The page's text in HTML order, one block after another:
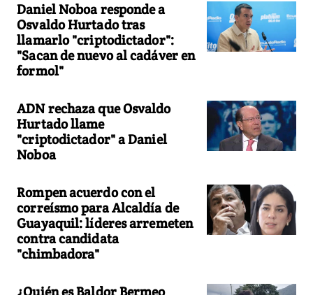
Daniel Noboa responde a
Osvaldo Hurtado tras
llamarlo "criptodictador":
"Sacan de nuevo al cadáver en
formol"
ADN rechaza que Osvaldo
Hurtado llame
"criptodictador" a Daniel
Noboa
Rompen acuerdo con el
correísmo para Alcaldía de
Guayaquil: líderes arremeten
contra candidata
"chimbadora"